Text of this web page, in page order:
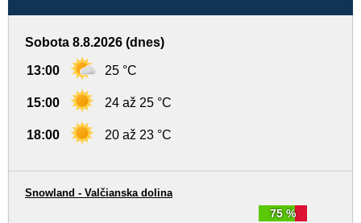
Sobota 8.8.2026 (dnes)
13:00 25 °C
15:00 24 až 25 °C
18:00 20 až 23 °C
75 %
Snowland - Valčianska dolina